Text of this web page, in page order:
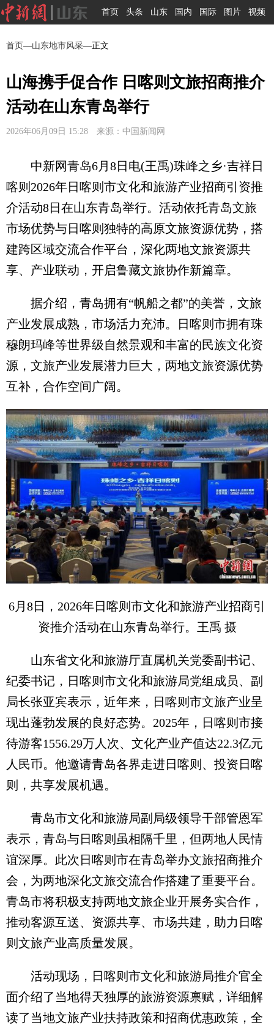
首页 头条 山东 国内 国际 图片 视频
首页—山东地市风采—正文
山海携手促合作 日喀则文旅招商推介
活动在山东青岛举行
2026年06月09日 15:28 来源：中国新闻网
中新网青岛6月8日电(王禹)珠峰之乡·吉祥日
喀则2026年日喀则市文化和旅游产业招商引资推
介活动8日在山东青岛举行。活动依托青岛文旅
市场优势与日喀则独特的高原文旅资源优势，搭
建跨区域交流合作平台，深化两地文旅资源共
享、产业联动，开启鲁藏文旅协作新篇章。
据介绍，青岛拥有“帆船之都”的美誉，文旅
产业发展成熟，市场活力充沛。日喀则市拥有珠
穆朗玛峰等世界级自然景观和丰富的民族文化资
源，文旅产业发展潜力巨大，两地文旅资源优势
互补，合作空间广阔。
6月8日，2026年日喀则市文化和旅游产业招商引
资推介活动在山东青岛举行。王禹 摄
山东省文化和旅游厅直属机关党委副书记、
纪委书记，日喀则市文化和旅游局党组成员、副
局长张亚宾表示，近年来，日喀则市文旅产业呈
现出蓬勃发展的良好态势。2025年，日喀则市接
待游客1556.29万人次、文化产业产值达22.3亿元
人民币。他邀请青岛各界走进日喀则、投资日喀
则，共享发展机遇。
青岛市文化和旅游局副局级领导干部管恩军
表示，青岛与日喀则虽相隔千里，但两地人民情
谊深厚。此次日喀则市在青岛举办文旅招商推介
会，为两地深化文旅交流合作搭建了重要平台。
青岛市将积极支持两地文旅企业开展务实合作，
推动客源互送、资源共享、市场共建，助力日喀
则文旅产业高质量发展。
活动现场，日喀则市文化和旅游局推介官全
面介绍了当地得天独厚的旅游资源禀赋，详细解
读了当地文旅产业扶持政策和招商优惠政策，全